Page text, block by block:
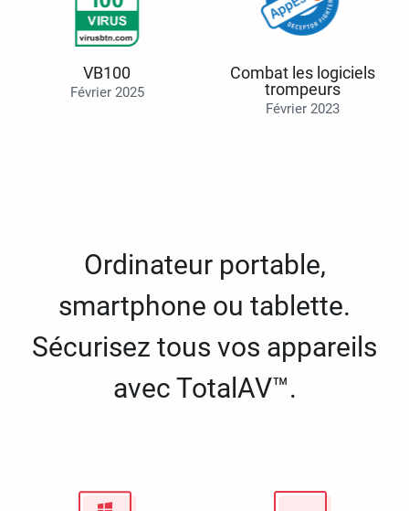
VB100
Février 2025
Combat les logiciels
trompeurs
Février 2023
Ordinateur portable,
smartphone ou tablette.
Sécurisez tous vos appareils
avec TotalAV™.